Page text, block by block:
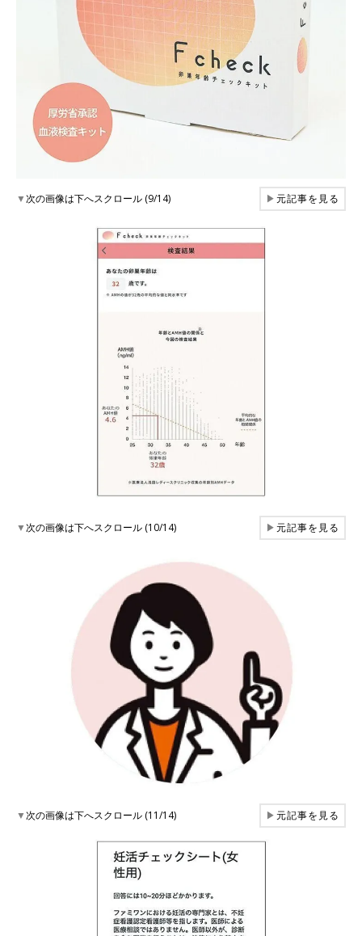
▼次の画像は下へスクロール (9/14) ▶元記事を見る
▼次の画像は下へスクロール (10/14) ▶元記事を見る
▼次の画像は下へスクロール (11/14) ▶元記事を見る